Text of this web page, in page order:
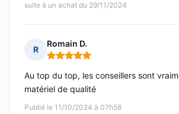
suite à un achat du 29/11/2024
R
Romain D.
Note : 5 sur 5
Publié le 11/10/2024 à 07h58
Au top du top, les conseillers sont
matériel de qualité